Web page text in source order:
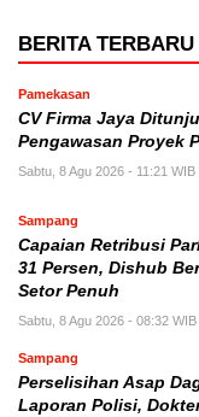
BERITA TERBARU
Pamekasan
CV Firma Jaya
Pengawasan Proyek
Sabtu, 8 Agu 2026 - 11:21 WIB
Sampang
Capaian Retribusi
31 Persen, Dishub
Setor Penuh
Sabtu, 8 Agu 2026 - 08:32 WIB
Sampang
Perselisihan Asap
Laporan Polisi,